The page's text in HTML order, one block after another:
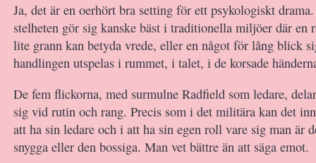
Ja, det är en oerhört bra setting för ett psykologiskt
stelheten gör sig kanske bäst i traditionella miljöer där en
lite grann kan betyda vrede, eller en något för lång blick
handlingen utspelas i rummet, i talet, i de korsade
De fem flickorna, med surmulne Radfield som ledare,
sig vid rutin och rang. Precis som i det militära kan det
att ha sin ledare och i att ha sin egen roll vare sig man är
snygga eller den bossiga. Man vet bättre än att säga emot.